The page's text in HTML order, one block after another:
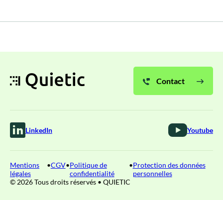
Contact
LinkedIn Youtube
Mentions
légales
•CGV•Politique de
confidentialité
•Protection des données
personnelles
© 2026 Tous droits réservés • QUIETIC